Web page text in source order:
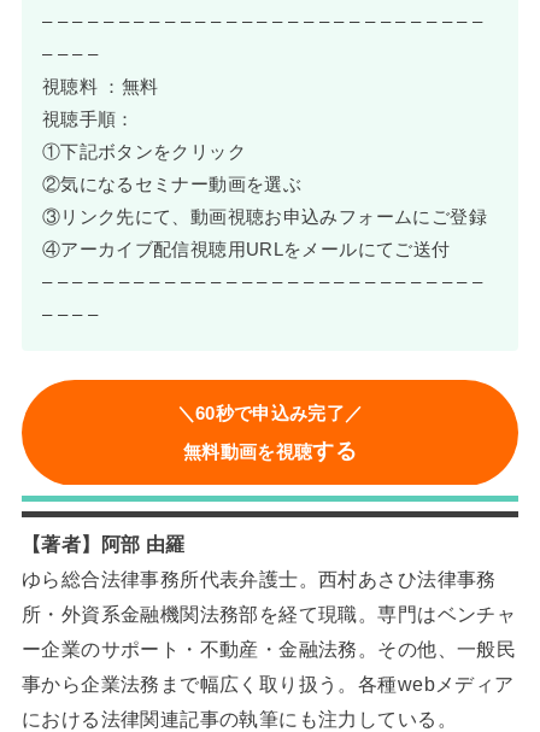
– – – – – – – – – – – – – – – – – – – – – – – – – – – – –
– – – –
視聴料 ：無料
視聴手順：
①下記ボタンをクリック
②気になるセミナー動画を選ぶ
③リンク先にて、動画視聴お申込みフォームにご登録
④アーカイブ配信視聴用URLをメールにてご送付
– – – – – – – – – – – – – – – – – – – – – – – – – – – – –
– – – –
＼60秒で申込み完了／
無料動画を視聴する
【著者】阿部 由羅
ゆら総合法律事務所代表弁護士。西村あさひ法律事務
所・外資系金融機関法務部を経て現職。専門はベンチャ
ー企業のサポート・不動産・金融法務。その他、一般民
事から企業法務まで幅広く取り扱う。各種webメディア
における法律関連記事の執筆にも注力している。